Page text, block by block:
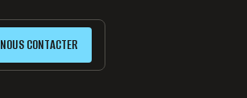
NOUS CONTACTER